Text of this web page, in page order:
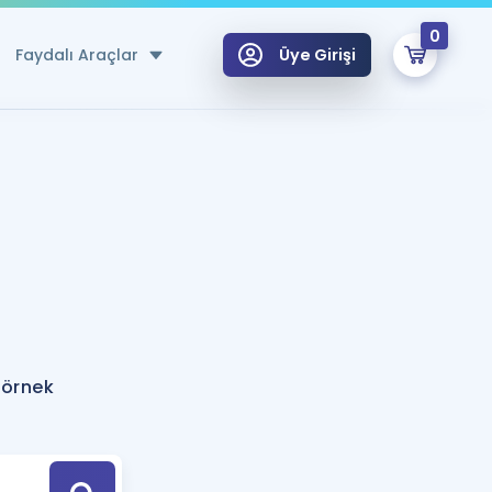
Faydalı Araçlar
Hesaplama Aracı
için Öneriler
Tek Takvimde
Üye Girişi
0